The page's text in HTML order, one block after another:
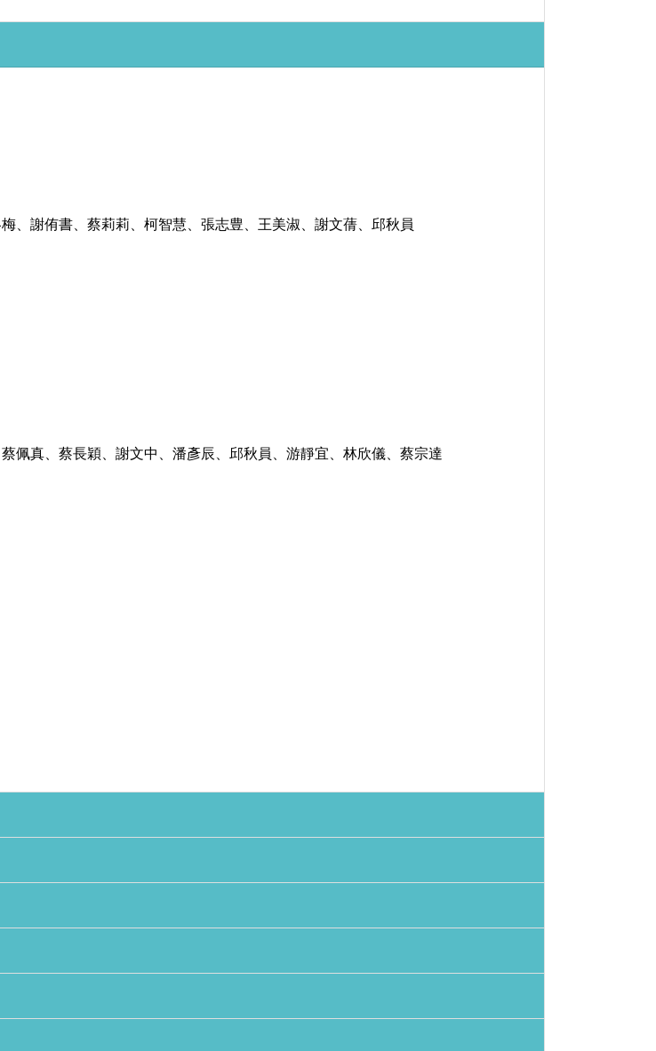
、謝侑書、蔡莉莉、柯智慧、張志豊、王美淑、謝文蒨、邱秋員
佩真、蔡長穎、謝文中、潘彥辰、邱秋員、游靜宜、林欣儀、蔡宗達